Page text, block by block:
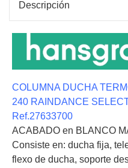
Descripción
COLUMNA DUCHA
240 RAINDANCE
Ref.27633700
ACABADO en BLANCO
Consiste en: ducha fija,
flexo de ducha, soporte